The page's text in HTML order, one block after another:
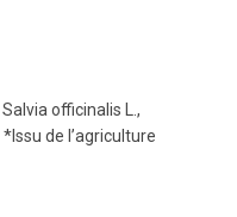
Salvia officinalis L.,
*Issu de l’agriculture